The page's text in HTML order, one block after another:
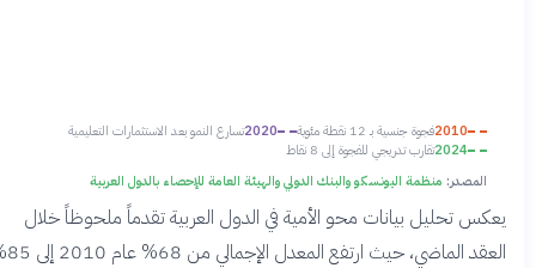
2010فجوة جنسية بـ 12 نقطة مئوية 2020تسارع النمو بعد الاستثمارات التعليمية
2024تقارب تدريجي للفجوة إلى 8 نقاط
المصدر:منظمة اليونسكو والبنك الدولي والهيئة العامة للإحصاء بالدول العربية
تحليل بيانات محو الأمية في الدول العربية تقدماً ملحوظاً خلال
العقد الماضي، حيث ارتفع المعدل الإجمالي من 68% عام 2010 إلى 85%